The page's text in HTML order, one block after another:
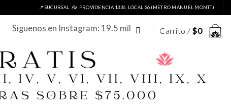
📍 SUCURSAL: AV. PROVIDENCIA 1336, LOCAL 36 (METRO MANUEL MONTT)
Síguenos en Instagram: 19.5 mil Carrito / $0